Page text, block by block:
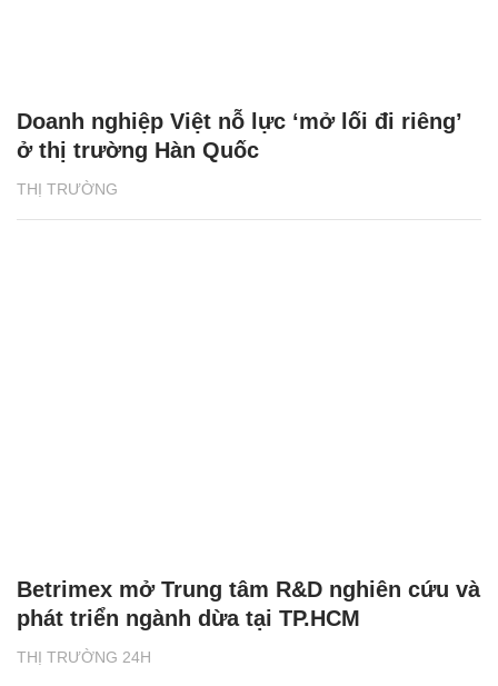
THỊ TRƯỜNG
Doanh nghiệp Việt nỗ lực ‘mở lối đi riêng’
ở thị trường Hàn Quốc
THỊ TRƯỜNG 24H
Betrimex mở Trung tâm R&D nghiên cứu và
phát triển ngành dừa tại TP.HCM